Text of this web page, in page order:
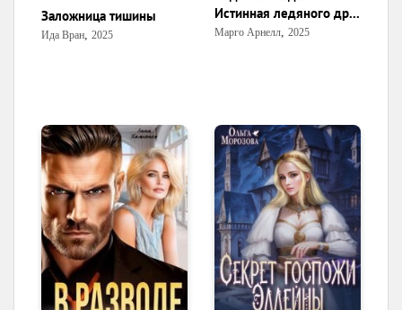
Заложница тишины
Ида Вран, 2025
Истинная ледяного др...
Марго Арнелл, 2025